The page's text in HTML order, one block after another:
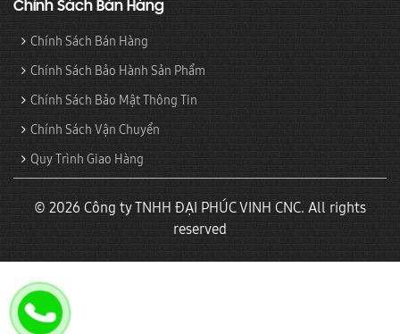
Chính Sách Bán Hàng
Chính Sách Bán Hàng
Chính Sách Bảo Hành Sản Phẩm
Chính Sách Bảo Mật Thông Tin
Chính Sách Vận Chuyển
Quy Trình Giao Hàng
© 2026 Công ty TNHH ĐẠI PHÚC VINH CNC. All rights
reserved